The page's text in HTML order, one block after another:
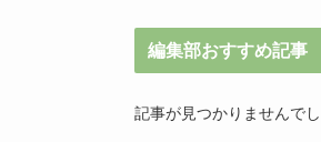
編集部おすすめ記事
記事が見つかりませんでし